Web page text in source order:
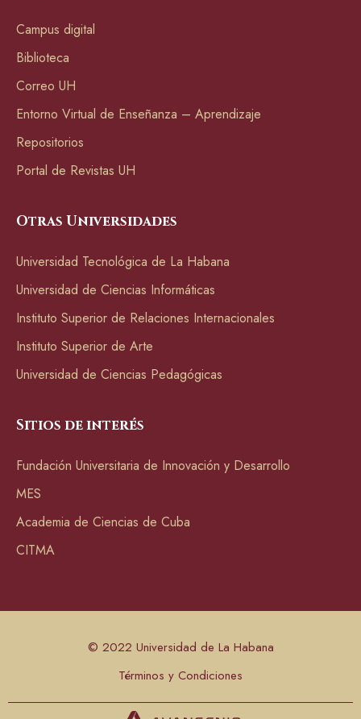
Campus digital
Biblioteca
Correo UH
Entorno Virtual de Enseñanza – Aprendizaje
Repositorios
Portal de Revistas UH
Otras Universidades
Universidad Tecnológica de La Habana
Universidad de Ciencias Informáticas
Instituto Superior de Relaciones Internacionales
Instituto Superior de Arte
Universidad de Ciencias Pedagógicas
Sitios de interés
Fundación Universitaria de Innovación y Desarrollo
MES
Academia de Ciencias de Cuba
CITMA
© 2022 Universidad de La Habana
Términos y Condiciones